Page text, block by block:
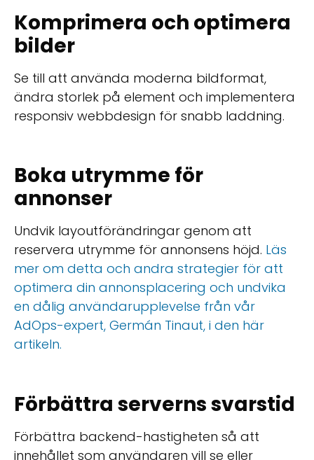
Komprimera och optimera
bilder
Se till att använda moderna bildformat,
ändra storlek på element och implementera
responsiv webbdesign för snabb laddning.
Boka utrymme för
annonser
Undvik layoutförändringar genom att
reservera utrymme för annonsens höjd. Läs
mer om detta och andra strategier för att
optimera din annonsplacering och undvika
en dålig användarupplevelse från vår
AdOps-expert, Germán Tinaut, i den här
artikeln.
Förbättra serverns svarstid
Förbättra backend-hastigheten så att
innehållet som användaren vill se eller